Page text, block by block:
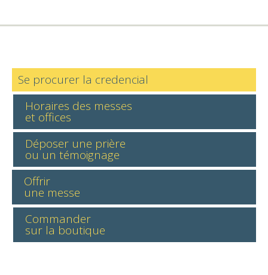
Se procurer la credencial
Horaires des messes
et offices
Déposer une prière
ou un témoignage
Offrir
une messe
Commander
sur la boutique